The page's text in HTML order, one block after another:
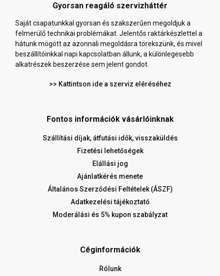
Gyorsan reagáló szervizháttér
Saját csapatunkkal gyorsan és szakszerűen megoldjuk a
felmerülő technikai problémákat. Jelentős raktárkészlettel a
hátunk mögött az azonnali megoldásra törekszünk, és mivel
beszállítóinkkal napi kapcsolatban állunk, a különlegesebb
alkatrészek beszerzése sem jelent gondot.
>> Kattintson ide a szerviz eléréséhez
Fontos információk vásárlóinknak
Szállítási díjak, átfutási idők, visszaküldés
Fizetési lehetőségek
Elállási jog
Ajánlatkérés menete
Általános Szerződési Feltételek (ÁSZF)
Adatkezelési tájékoztató
Moderálási és 5% kupon szabályzat
Céginformációk
Rólunk